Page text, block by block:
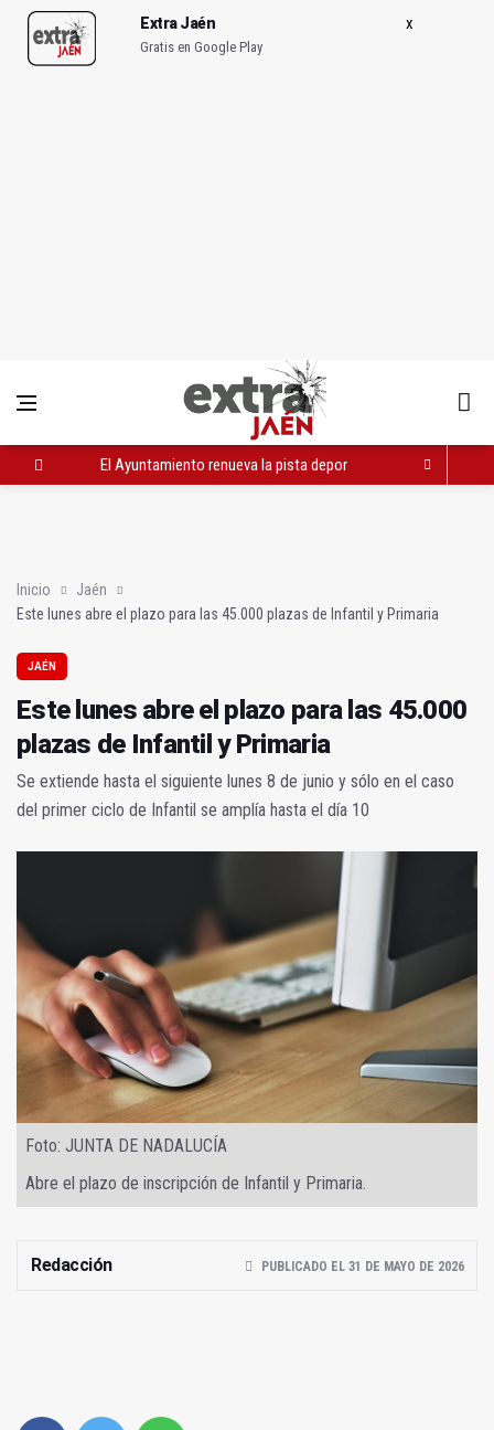
Extra Jaén
Gratis en Google Play
El Ayuntamiento renueva la pista deportiva del CEIP San José
Inicio
Jaén
Este lunes abre el plazo para las 45.000 plazas de Infantil y Primaria
JAÉN
Este lunes abre el plazo para las 45.000
plazas de Infantil y Primaria
Se extiende hasta el siguiente lunes 8 de junio y sólo en el caso
del primer ciclo de Infantil se amplía hasta el día 10
Foto: JUNTA DE NADALUCÍA
Abre el plazo de inscripción de Infantil y Primaria.
Redacción PUBLICADO EL 31 DE MAYO DE 2026